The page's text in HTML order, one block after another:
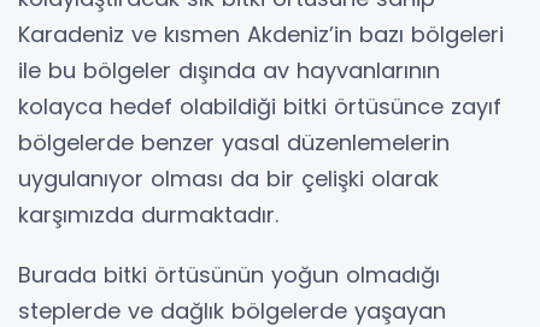
Karadeniz ve kısmen Akdeniz’in bazı bölgeleri
ile bu bölgeler dışında av hayvanlarının
kolayca hedef olabildiği bitki örtüsünce zayıf
bölgelerde benzer yasal düzenlemelerin
uygulanıyor olması da bir çelişki olarak
karşımızda durmaktadır.
Burada bitki örtüsünün yoğun olmadığı
steplerde ve dağlık bölgelerde yaşayan